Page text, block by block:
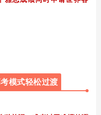
模式轻松过渡